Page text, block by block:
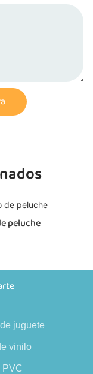
peluche
juguete
vinilo
PVC